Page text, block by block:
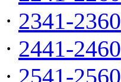
· 2341-2360
· 2441-2460
· 2541-2560